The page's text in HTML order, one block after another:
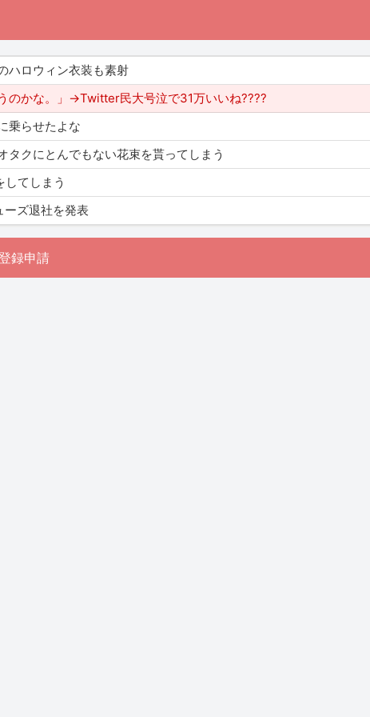
ハロウィン衣装も素射
のかな。」→Twitter民大号泣で31万いいね????
乗らせたよな
タクにとんでもない花束を貰ってしまう
てしまう
ーズ退社を発表
録申請